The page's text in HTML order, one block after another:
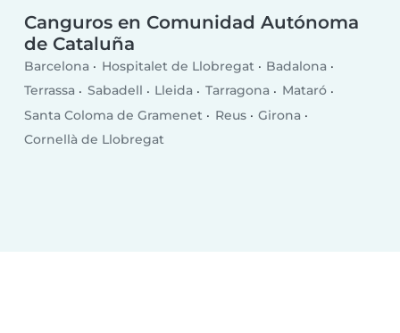
Canguros en Comunidad Autónoma
de Cataluña
Barcelona Hospitalet de Llobregat
Badalona
Terrassa
Sabadell Lleida Tarragona
Mataró
Santa Coloma de Gramenet
Reus
Girona
Cornellà de Llobregat